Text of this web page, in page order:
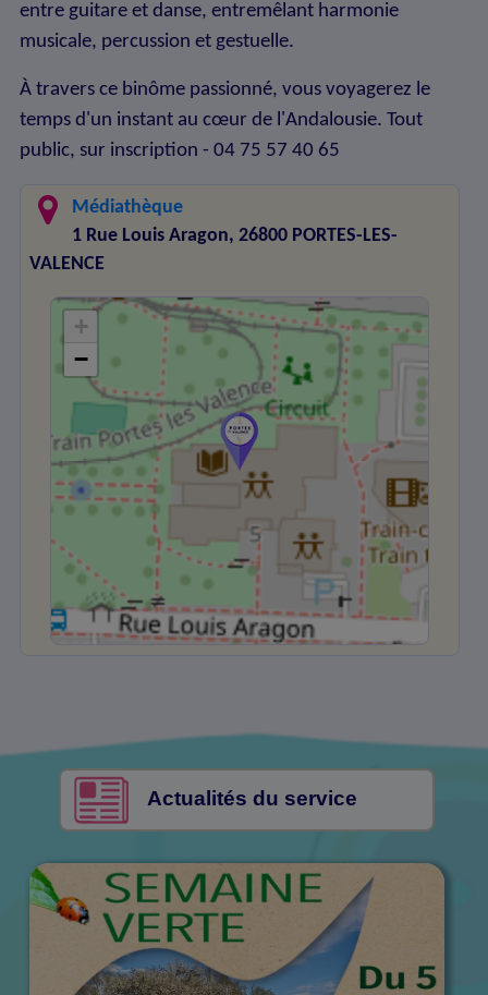
entre guitare et danse, entremêlant harmonie
musicale, percussion et gestuelle.
À travers ce binôme passionné, vous voyagerez le
temps d'un instant au cœur de l'Andalousie. Tout
public, sur inscription - 04 75 57 40 65
Médiathèque
1 Rue Louis Aragon, 26800 PORTES-LES-
VALENCE
+
−
Actualités du service